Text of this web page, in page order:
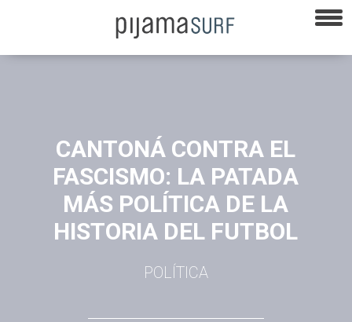
CANTONÁ CONTRA EL
FASCISMO: LA PATADA
MÁS POLÍTICA DE LA
HISTORIA DEL FUTBOL
POLÍTICA